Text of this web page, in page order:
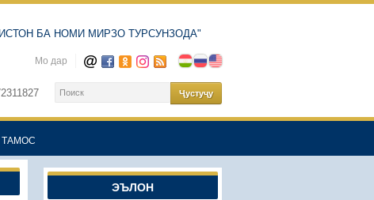
БА НОМИ МИРЗО ТУРСУНЗОДА"
Мо дар
ТАМОС
ЭЪЛОН